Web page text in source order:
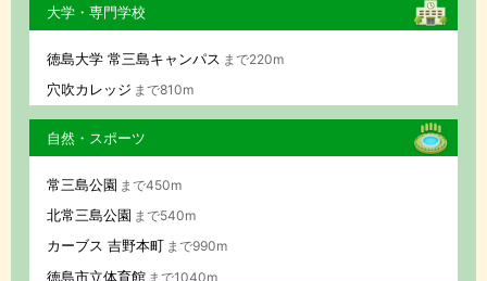
大学・専門学校
徳島大学 常三島キャンパス まで220m
穴吹カレッジ まで810m
自然・スポーツ
常三島公園 まで450m
北常三島公園 まで540m
カーブス 吉野本町 まで990m
徳島市立体育館 まで1040m